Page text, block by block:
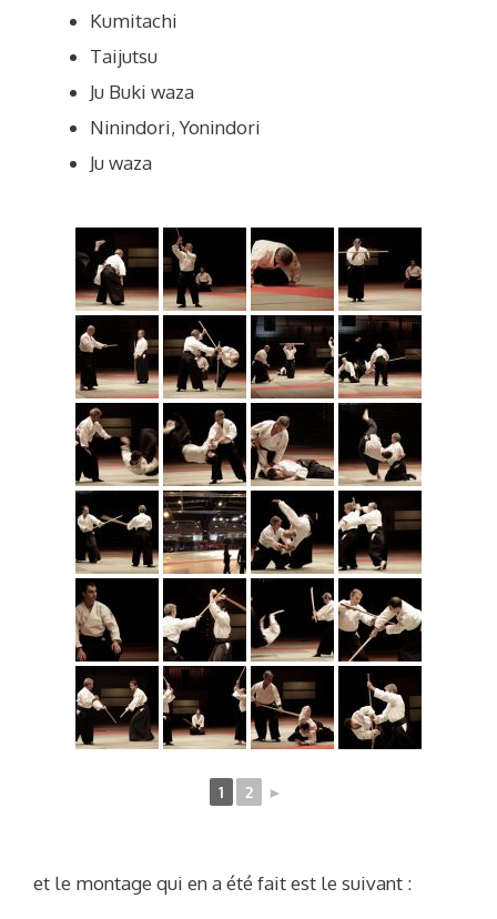
Kumitachi
Taijutsu
Ju Buki waza
Ninindori, Yonindori
Ju waza
1 2 ►
et le montage qui en a été fait est le suivant :